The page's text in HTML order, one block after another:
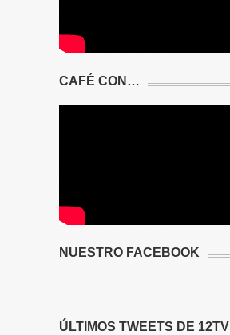
CAFÉ CON…
NUESTRO FACEBOOK
ÚLTIMOS TWEETS DE 12TV